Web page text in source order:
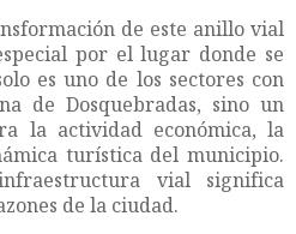
de este anillo vial
por el lugar donde se
es uno de los sectores con
de Dosquebradas, sino un
la actividad económica, la
turística del municipio.
vial significa
de la ciudad.